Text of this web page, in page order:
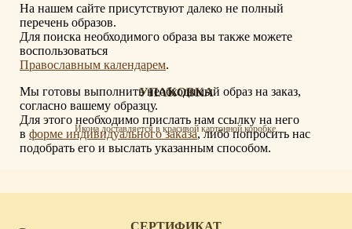
УПАКОВКА
Икона доставляется в красивой картонной коробке.
СЕРТИФИКАТ
На нашем сайте присутствуют далеко не полный
перечень образов.
Для поиска необходимого образа вы также можете
воспользоваться
Православным календарем.
Мы готовы выполнить необходимый образ на заказ,
согласно вашему образцу.
Для этого необходимо прислать нам ссылку на него
в форме индивидуального заказа, либо попросить нас
подобрать его и выслать указанным способом.